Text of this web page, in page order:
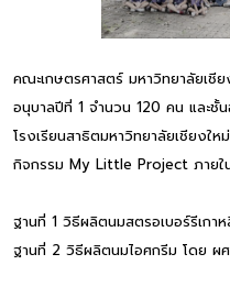
คณะเกษตรศาสตร์ มหาวิทยาลัยเชี
อนุบาลปีที่ 1 จำนวน 120 คน และ
โรงเรียนสาธิตมหาวิทยาลัยเชียงใ
กิจกรรม My Little Project ภายใ
ฐานที่ 1 วิธีผลิตนมสตรอเบอร์รีเก
ฐานที่ 2 วิธีผลิตนมไอศกรีม โดย ผ